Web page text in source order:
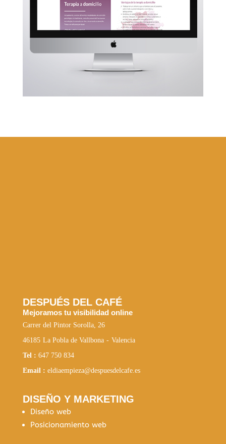
DESPUÉS DEL CAFÉ
Mejoramos tu visibilidad online
Carrer del Pintor Sorolla, 26
46185 La Pobla de Vallbona - Valencia
Tel : 647 750 834
Email : eldiaempieza@despuesdelcafe.es
DISEÑO Y MARKETING
Diseño web
Posicionamiento web